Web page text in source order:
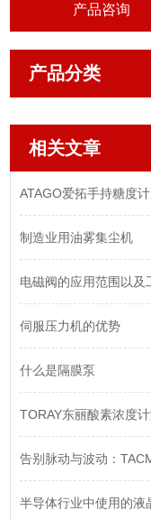
产品咨询
产品分类
相关文章
ATAGO爱拓手持糖度
制造业用油雾集尘机
电磁阀的应用范围以及
伺服压力机的优势
什么是隔膜泵
TORAY东丽酸素浓度
半导体行业中使用的液